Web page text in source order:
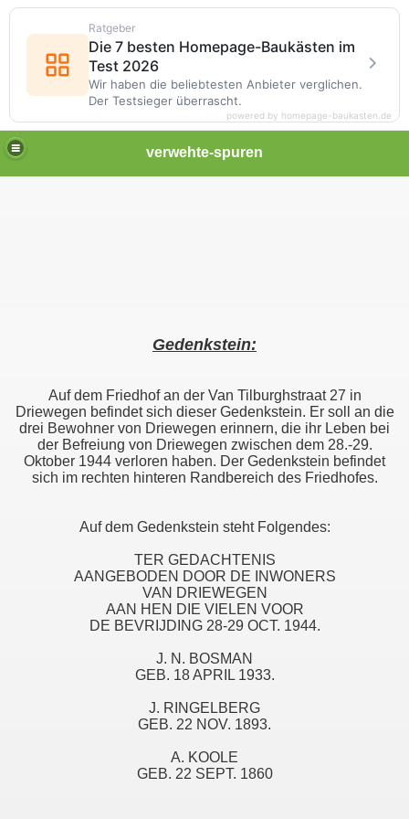
verwehte-spuren
Gedenkstein:
Auf dem Friedhof an der Van Tilburghstraat 27 in
Driewegen befindet sich dieser Gedenkstein. Er soll an die
drei Bewohner von Driewegen erinnern, die ihr Leben bei
der Befreiung von Driewegen zwischen dem 28.-29.
Oktober 1944 verloren haben. Der Gedenkstein befindet
sich im rechten hinteren Randbereich des Friedhofes.
Auf dem Gedenkstein steht Folgendes:
TER GEDACHTENIS
AANGEBODEN DOOR DE INWONERS
VAN DRIEWEGEN
AAN HEN DIE VIELEN VOOR
DE BEVRIJDING 28-29 OCT. 1944.
J. N. BOSMAN
GEB. 18 APRIL 1933.
J. RINGELBERG
GEB. 22 NOV. 1893.
A. KOOLE
GEB. 22 SEPT. 1860
Ratgeber
Die 7 besten Homepage-Baukästen im
Test 2026
Wir haben die beliebtesten Anbieter verglichen.
Der Testsieger überrascht.
powered by homepage-baukasten.de